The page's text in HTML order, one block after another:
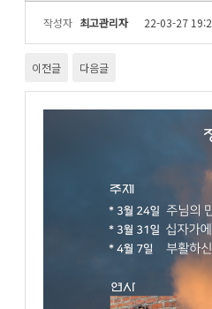
작성자 최고관리자 22-03-27
이전글 다음글